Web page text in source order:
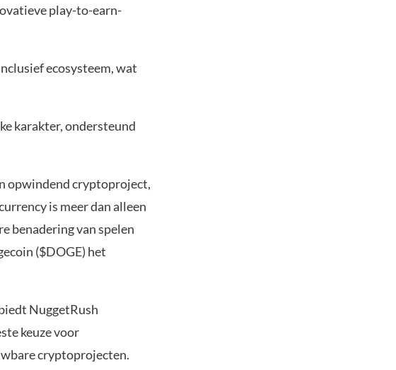
play-to-earn-
ecosysteem, wat
karakter, ondersteund
opwindend cryptoproject,
is meer dan alleen
benadering van spelen
($DOGE) het
NuggetRush
keuze voor
cryptoprojecten.